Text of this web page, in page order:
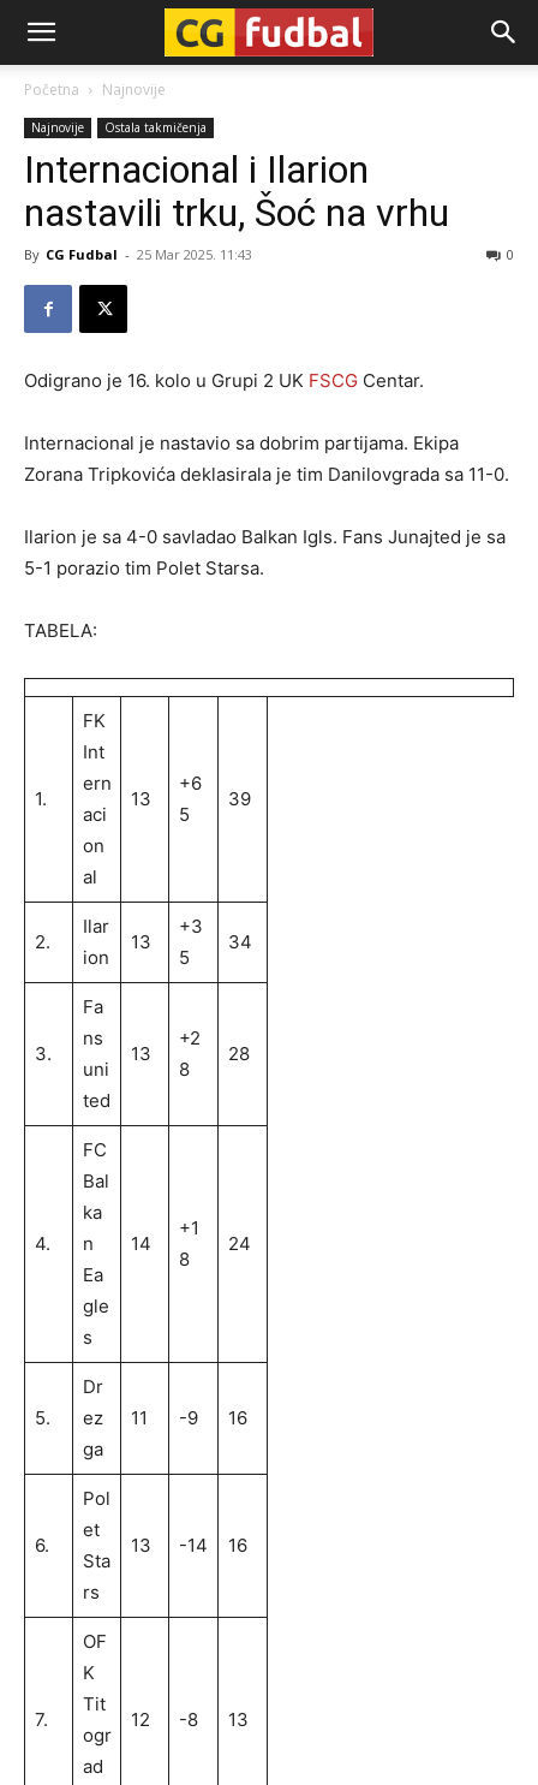
CG-
Fudbal
Početna Najnovije
Najnovije Ostala takmičenja
Internacional i Ilarion
nastavili trku, Šoć na vrhu
By CG Fudbal - 25 Mar 2025. 11:43 0
Odigrano je 16. kolo u Grupi 2 UK FSCG Centar.
Internacional je nastavio sa dobrim partijama. Ekipa
Zorana Tripkovića deklasirala je tim Danilovgrada sa 11-0.
Ilarion je sa 4-0 savladao Balkan Igls. Fans Junajted je sa
5-1 porazio tim Polet Starsa.
TABELA:
1.
FK
Int
ern
aci
on
al
13
+6
5
39
2.
Ilar
ion
13
+3
5
34
3.
Fa
ns
uni
ted
13
+2
8
28
4.
FC
Bal
ka
n
Ea
gle
s
14
+1
8
24
5.
Dr
ez
ga
11 -9 16
6.
Pol
et
Sta
rs
13 -14 16
7.
OF
K
Tit
ogr
ad
12 -8 13